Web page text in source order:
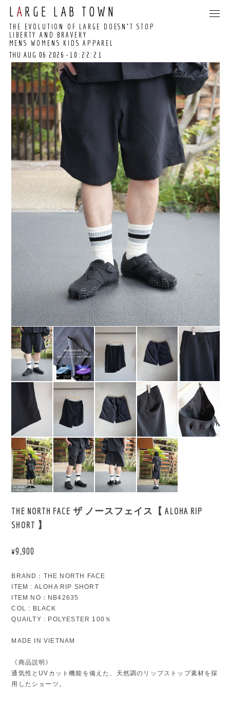
L A RGE LAB TOWN
THE EVOLUTION OF LARGE DOESN’T STOP
LIBERTY AND BRAVERY
MENS WOMENS KIDS APPAREL
THU AUG 06 2026
10:22:10 GMT+0000
(COORDINATED
UNIVERSAL TIME)
-10:22:21
THE NORTH FACE ザ ノースフェイス【 ALOHA RIP
SHORT 】
¥9,900
BRAND：THE NORTH FACE
ITEM : ALOHA RIP SHORT
ITEM NO：NB42635
COL : BLACK
QUAILTY : POLYESTER 100％
MADE IN VIETNAM
《商品説明》
通気性とUVカット機能を備えた、天然調のリップストップ素材を採
用したショーツ。